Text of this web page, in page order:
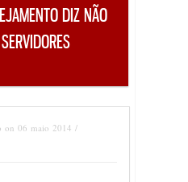
DIZ NÃO
on 06 maio 2014 /